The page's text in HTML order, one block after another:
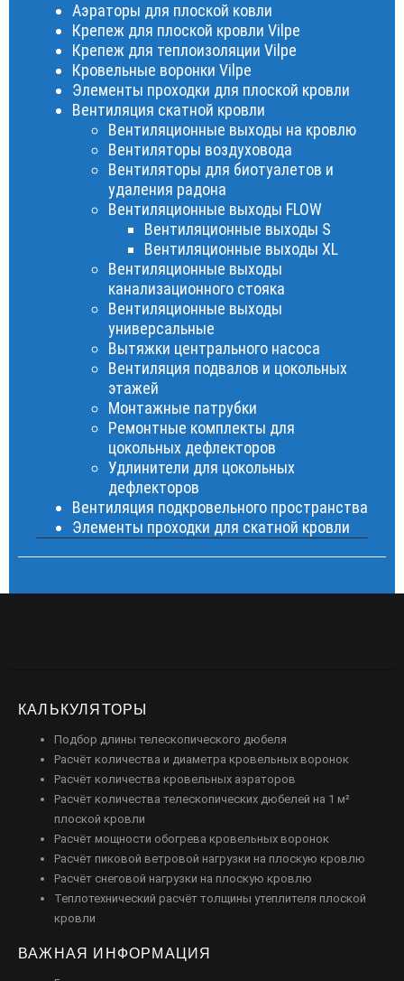
Аэраторы для плоской ковли
Крепеж для плоской кровли Vilpe
Крепеж для теплоизоляции Vilpe
Кровельные воронки Vilpe
Элементы проходки для плоской кровли
Вентиляция скатной кровли
Вентиляционные выходы на кровлю
Вентиляторы воздуховода
Вентиляторы для биотуалетов и
удаления радона
Вентиляционные выходы FLOW
Вентиляционные выходы S
Вентиляционные выходы XL
Вентиляционные выходы
канализационного стояка
Вентиляционные выходы
универсальные
Вытяжки центрального насоса
Вентиляция подвалов и цокольных
этажей
Монтажные патрубки
Ремонтные комплекты для
цокольных дефлекторов
Удлинители для цокольных
дефлекторов
Вентиляция подкровельного пространства
Элементы проходки для скатной кровли
КАЛЬКУЛЯТОРЫ
Подбор длины телескопического дюбеля
Расчёт количества и диаметра кровельных воронок
Расчёт количества кровельных аэраторов
Расчёт количества телескопических дюбелей на 1 м²
плоской кровли
Расчёт мощности обогрева кровельных воронок
Расчёт пиковой ветровой нагрузки на плоскую кровлю
Расчёт снеговой нагрузки на плоскую кровлю
Теплотехнический расчёт толщины утеплителя плоской
кровли
ВАЖНАЯ ИНФОРМАЦИЯ